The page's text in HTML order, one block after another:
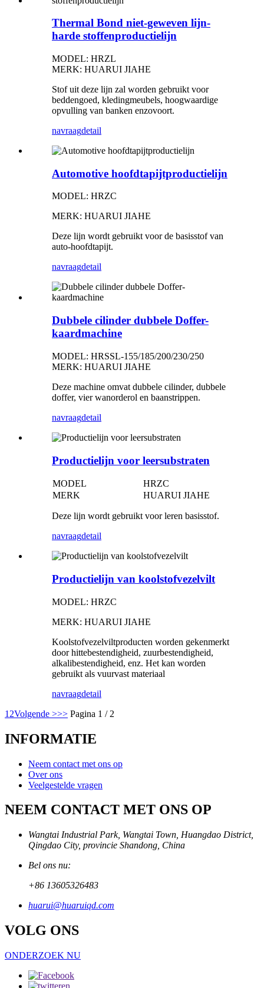
Thermal Bond niet-geweven lijn-
harde stoffenproductielijn
MODEL: HRZL
MERK: HUARUI JIAHE
Stof uit deze lijn zal worden gebruikt voor
beddengoed, kledingmeubels, hoogwaardige
opvulling van banken enzovoort.
navraagdetail
Automotive hoofdtapijtproductielijn
MODEL: HRZC
MERK: HUARUI JIAHE
Deze lijn wordt gebruikt voor de basisstof van
auto-hoofdtapijt.
navraagdetail
Dubbele cilinder dubbele Doffer-
kaardmachine
MODEL: HRSSL-155/185/200/230/250
MERK: HUARUI JIAHE
Deze machine omvat dubbele cilinder, dubbele
doffer, vier wanorderol en baanstrippen.
navraagdetail
Productielijn voor leersubstraten
MODEL
HRZC
MERK
HUARUI JIAHE
Deze lijn wordt gebruikt voor leren basisstof.
navraagdetail
Productielijn van koolstofvezelvilt
MODEL: HRZC
MERK: HUARUI JIAHE
Koolstofvezelviltproducten worden gekenmerkt
door hittebestendigheid, zuurbestendigheid,
alkalibestendigheid, enz. Het kan worden
gebruikt als vuurvast materiaal
navraagdetail
1 2Volgende >>> Pagina 1 / 2
INFORMATIE
Neem contact met ons op
Over ons
Veelgestelde vragen
NEEM CONTACT MET ONS OP
Wangtai Industrial Park, Wangtai Town, Huangdao District,
Qingdao City, provincie Shandong, China
Bel ons nu:
+86 13605326483
huarui@huaruiqd.com
VOLG ONS
ONDERZOEK NU